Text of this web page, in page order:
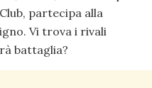
partecipa alla
Vi trova i rivali
battaglia?